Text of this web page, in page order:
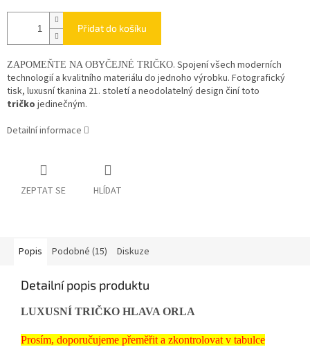
Přidat do košíku
ZAPOMEŇTE NA OBYČEJNÉ TRIČKO. Spojení všech moderních
technologií a kvalitního materiálu do jednoho výrobku. Fotografický
tisk, luxusní tkanina 21. století a neodolatelný design činí toto
tričko jedinečným.
Detailní informace
ZEPTAT SE HLÍDAT
Popis Podobné (15) Diskuze
Detailní popis produktu
LUXUSNÍ TRIČKO HLAVA ORLA
Prosím, doporučujeme přeměřit a zkontrolovat v tabulce